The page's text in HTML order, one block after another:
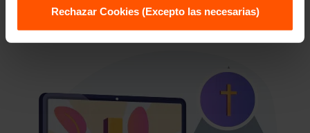
Rechazar Cookies (Excepto las necesarias)